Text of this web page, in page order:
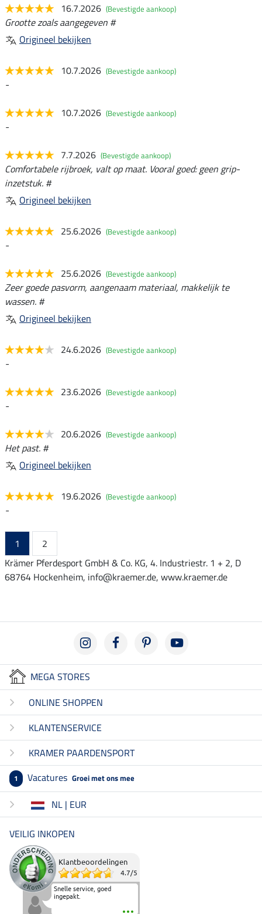
16.7.2026 (Bevestigde aankoop)
Grootte zoals aangegeven #
Origineel bekijken
10.7.2026 (Bevestigde aankoop)
-
10.7.2026 (Bevestigde aankoop)
-
7.7.2026 (Bevestigde aankoop)
Comfortabele rijbroek, valt op maat. Vooral goed: geen grip-
inzetstuk. #
Origineel bekijken
25.6.2026 (Bevestigde aankoop)
-
25.6.2026 (Bevestigde aankoop)
Zeer goede pasvorm, aangenaam materiaal, makkelijk te
wassen. #
Origineel bekijken
24.6.2026 (Bevestigde aankoop)
-
23.6.2026 (Bevestigde aankoop)
-
20.6.2026 (Bevestigde aankoop)
Het past. #
Origineel bekijken
19.6.2026 (Bevestigde aankoop)
-
1
2
Krämer Pferdesport GmbH & Co. KG, 4. Industriestr. 1 + 2, D
68764 Hockenheim, info@kraemer.de, www.kraemer.de
MEGA STORES
ONLINE SHOPPEN
KLANTENSERVICE
KRAMER PAARDENSPORT
1 Vacatures Groei met ons mee
NL | EUR
VEILIG INKOPEN
Klantbeoordelingen
4.7/5
Snelle service, goed
ingepakt.